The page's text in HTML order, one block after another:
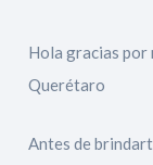
Hola gracias
Querétaro
Antes de